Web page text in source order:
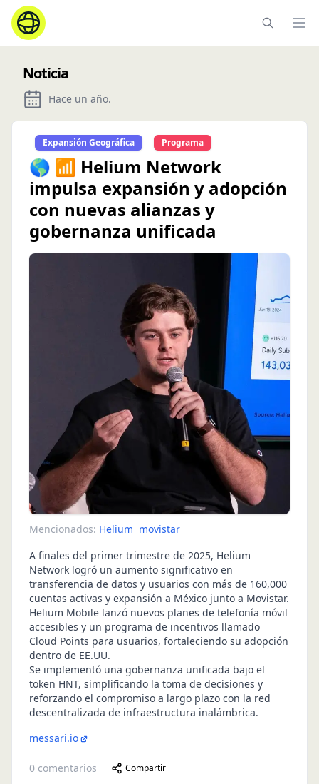
Noticia
Hace un año.
Expansión Geográfica Programa
🌎 📶 Helium Network
impulsa expansión y adopción
con nuevas alianzas y
gobernanza unificada
Mencionados: Helium movistar
A finales del primer trimestre de 2025, Helium
Network logró un aumento significativo en
transferencia de datos y usuarios con más de 160,000
cuentas activas y expansión a México junto a Movistar.
Helium Mobile lanzó nuevos planes de telefonía móvil
accesibles y un programa de incentivos llamado
Cloud Points para usuarios, fortaleciendo su adopción
dentro de EE.UU.
Se implementó una gobernanza unificada bajo el
token HNT, simplificando la toma de decisiones y
reforzando el compromiso a largo plazo con la red
descentralizada de infraestructura inalámbrica.
messari.io
0 comentarios Compartir